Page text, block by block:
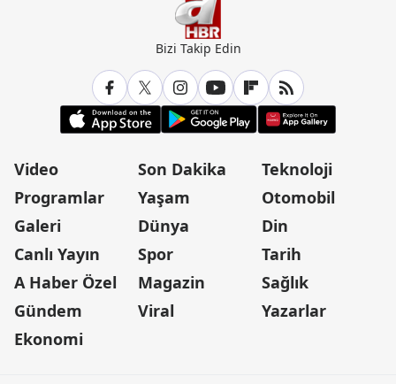
Bizi Takip Edin
Video
Programlar
Galeri
Canlı Yayın
A Haber Özel
Gündem
Ekonomi
Son Dakika
Yaşam
Dünya
Spor
Magazin
Viral
Teknoloji
Otomobil
Din
Tarih
Sağlık
Yazarlar